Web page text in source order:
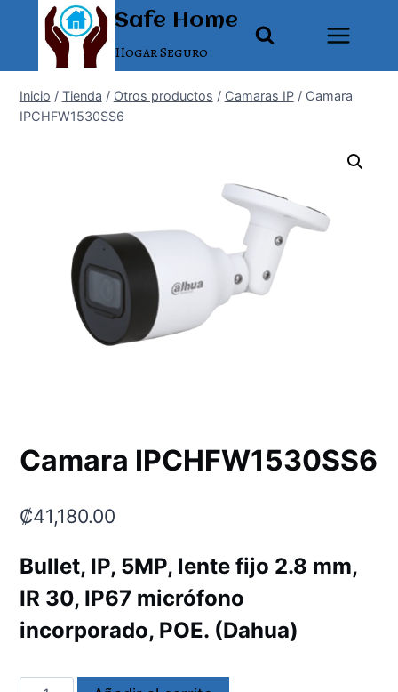
contenido
Safe Home
Hogar Seguro
Inicio / Tienda / Otros productos / Camaras IP / Camara
IPCHFW1530SS6
Camara IPCHFW1530SS6
₡41,180.00
Bullet, IP, 5MP, lente fijo 2.8 mm,
IR 30, IP67 micrófono
incorporado, POE. (Dahua)
Camara